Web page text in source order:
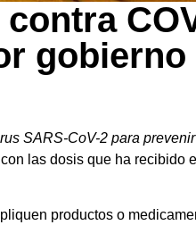
gobierno
SARS-CoV-2 para
las dosis que ha
productos o